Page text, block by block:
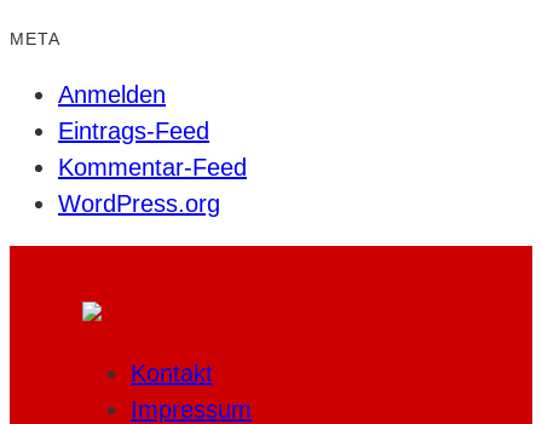
META
Anmelden
Eintrags-Feed
Kommentar-Feed
WordPress.org
Kontakt
Impressum